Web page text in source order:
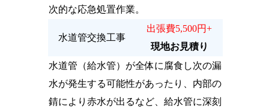
次的な応急処置作業。
水道管交換工事
出張費5,500円+
現地お見積り
水道管（給水管）が全体に腐食し次の漏
水が発生する可能性があったり、内部の
錆により赤水が出るなど、給水管に深刻